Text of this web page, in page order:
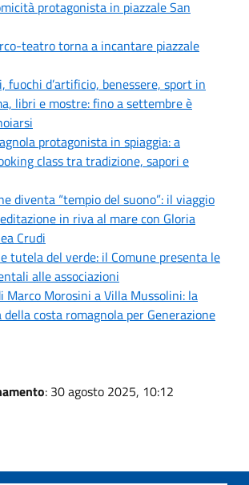
protagonista in piazzale San
teatro torna a incantare piazzale
fuochi d’artificio, benessere, sport in
libri e mostre: fino a settembre è
protagonista in spiaggia: a
class tra tradizione, sapori e
diventa “tempio del suono”: il viaggio
in riva al mare con Gloria
Crudi
tutela del verde: il Comune presenta le
alle associazioni
Marco Morosini a Villa Mussolini: la
costa romagnola per Generazione
: 30 agosto 2025, 10:12